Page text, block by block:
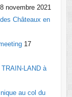
novembre 2021
Châteaux en
17
LAND à
au col du